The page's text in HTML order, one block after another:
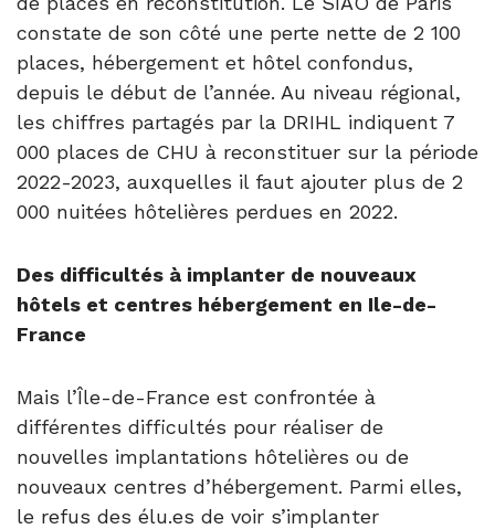
constate de son côté une perte nette de 2 100
places, hébergement et hôtel confondus,
depuis le début de l’année. Au niveau régional,
les chiffres partagés par la DRIHL indiquent 7
000 places de CHU à reconstituer sur la période
2022-2023, auxquelles il faut ajouter plus de 2
000 nuitées hôtelières perdues en 2022.
Des difficultés à implanter de nouveaux
hôtels et centres hébergement en Ile-de-
France
Mais l’Île-de-France est confrontée à
différentes difficultés pour réaliser de
nouvelles implantations hôtelières ou de
nouveaux centres d’hébergement. Parmi elles,
le refus des élu.es de voir s’implanter